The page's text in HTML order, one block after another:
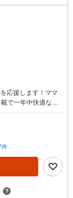
応援します！ママ
で一年中快適な我
件